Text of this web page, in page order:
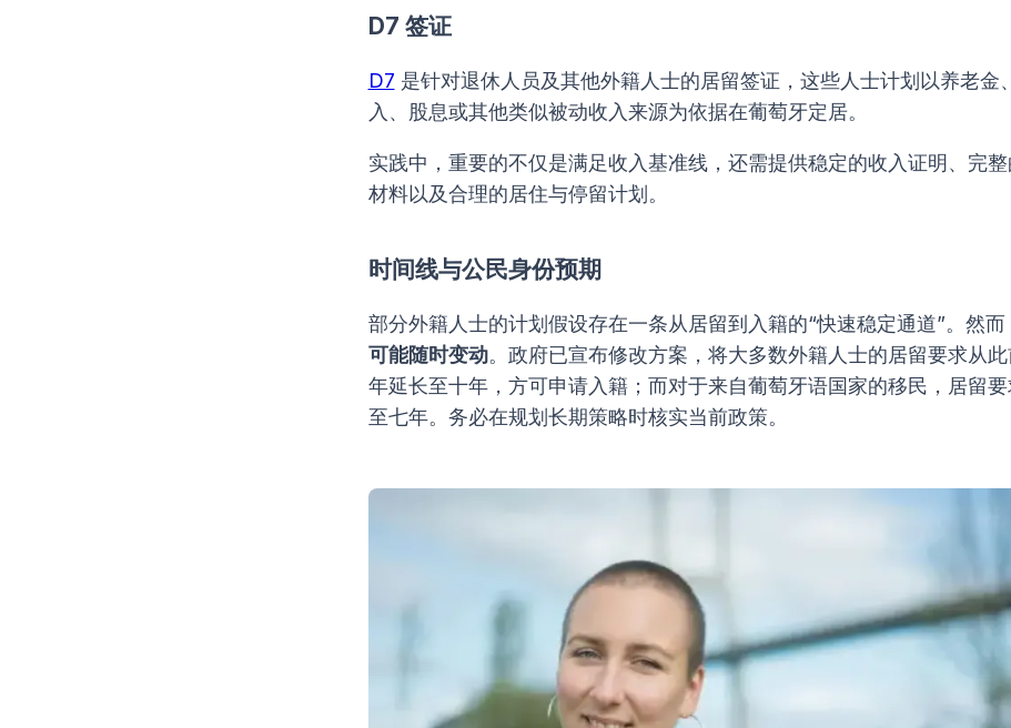
D7 签证
D7 是针对退休人员及其他外籍人士的居留签证，这些人士计划以养老金
入、股息或其他类似被动收入来源为依据在葡萄牙定居。
实践中，重要的不仅是满足收入基准线，还需提供稳定的收入证明、完
材料以及合理的居住与停留计划。
时间线与公民身份预期
部分外籍人士的计划假设存在一条从居留到入籍的“快速稳定通道”。然而
可能随时变动。政府已宣布修改方案，将大多数外籍人士的居留要求从
年延长至十年，方可申请入籍；而对于来自葡萄牙语国家的移民，居留
至七年。务必在规划长期策略时核实当前政策。